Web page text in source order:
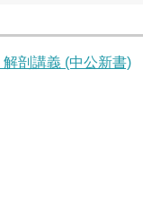
剖講義 (中公新書)